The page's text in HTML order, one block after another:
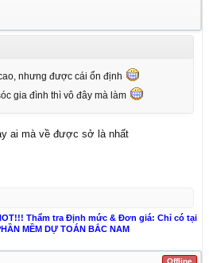
nhưng được cái ổn định
gia đình thì vô đây mà làm
ai mà về được sở là nhất
Thẩm tra Định mức & Đơn giá: Chỉ có tại
MỀM DỰ TOÁN BẮC NAM
Offline